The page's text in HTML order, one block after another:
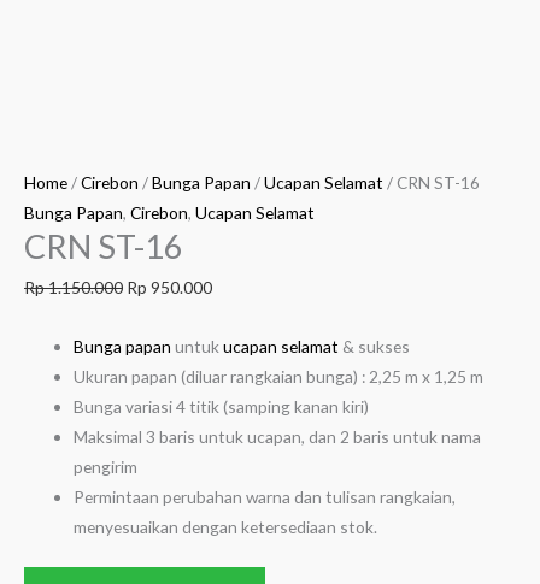
Home/Cirebon /Bunga Papan /Ucapan Selamat / CRN ST-16
Bunga Papan, Cirebon, Ucapan Selamat
CRN ST-16
Rp1.150.000 Rp 950.000
Bunga papan untukucapan selamat & sukses
Ukuran papan (diluar rangkaian bunga) : 2,25 m x 1,25 m
Bunga variasi 4 titik (samping kanan kiri)
Maksimal 3 baris untuk ucapan, dan 2 baris untuk nama
pengirim
Permintaan perubahan warna dan tulisan rangkaian,
menyesuaikan dengan ketersediaan stok.